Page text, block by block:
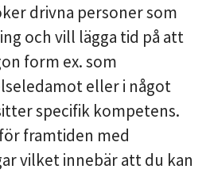
drivna personer som
och vill lägga tid på att
form ex. som
eller i något
specifik kompetens.
framtiden med
vilket innebär att du kan